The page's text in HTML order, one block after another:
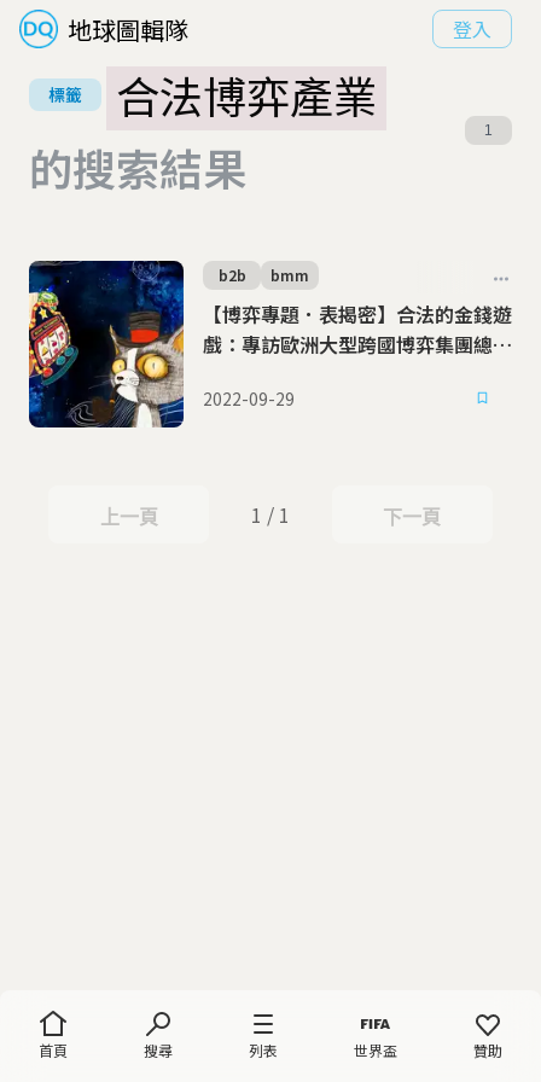
地球圖輯隊 登入
首頁 搜尋 列表 世界盃 贊助
標籤
合法博弈產業
的搜索結果
1
【博弈專題．表揭密】合法的金錢遊
戲：專訪歐洲大型跨國博弈集團總經
b2b bmm
2022-09-29
上一頁
上一頁 1 / 1 下一頁
下一頁